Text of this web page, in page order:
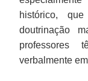
histórico,
doutrinação
professores
verbalmente